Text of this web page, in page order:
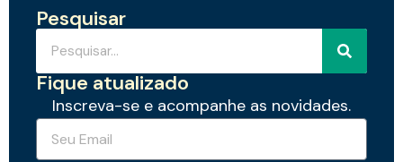
Pesquisar
Fique atualizado
Inscreva-se e acompanhe as novidades.